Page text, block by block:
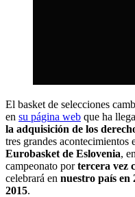
El basket de selecciones
en su página web que ha
la adquisición de los
tres grandes
Eurobasket de Eslovenia,
campeonato portercera vez
celebrará en nuestro país en
2015.